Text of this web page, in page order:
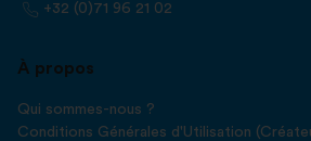
+32 (0)71 96 21 02
À propos
Qui sommes-nous ?
Conditions Générales d'Utilisation